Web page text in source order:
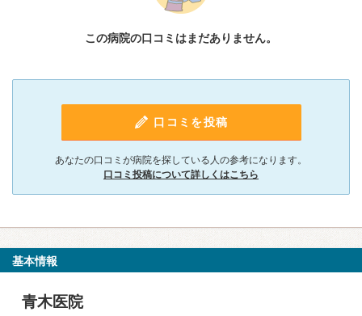
この病院の口コミはまだありません。
口コミを投稿
あなたの口コミが病院を探している人の参考になります。
口コミ投稿について詳しくはこちら
基本情報
青木医院